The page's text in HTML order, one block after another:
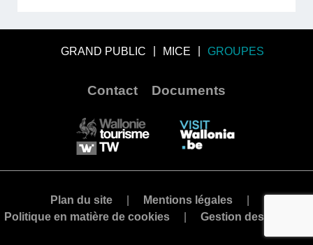
GRAND PUBLIC MICE GROUPES
Contact Documents
Plan du site
Mentions légales
Politique en matière de cookies
Gestion des cookies